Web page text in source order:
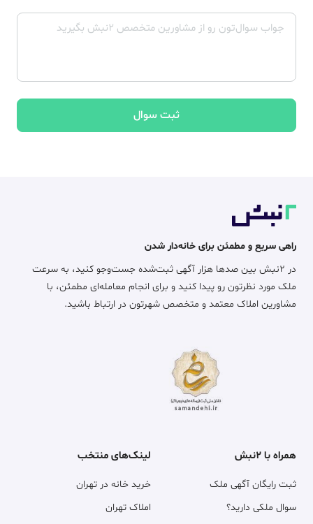
ثبت سوال
راهی سریع و مطمئن برای خانه‌دار شدن
در ۲نبش بین صدها هزار آگهی ثبت‌شده جست‌وجو کنید، به سرعت
ملک مورد نظرتون رو پیدا کنید و برای انجام معامله‌ای مطمئن، با
مشاورین املاک معتمد و متخصص شهرتون در ارتباط باشید.
همراه با ۲نبش
ثبت رایگان آگهی ملک
سوال ملکی دارید؟
لینک‌های منتخب
خرید خانه در تهران
املاک تهران